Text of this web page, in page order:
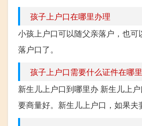
孩子上户口在哪里办理
小孩上户口可以随父亲落户，也
落户口了。
孩子上户口需要什么证件在哪
新生儿上户口到哪里办 新生儿上
要商量好。新生儿上户口，如果